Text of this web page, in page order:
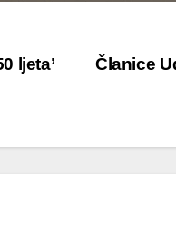
Članice
ljeta’